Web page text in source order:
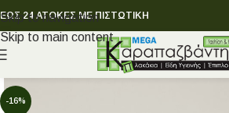
Skip to navigation
Skip to main content
ΕΩΣ 24 ΑΤΟΚΕΣ ΜΕ ΠΙΣΤΩΤΙΚΗ
-16%